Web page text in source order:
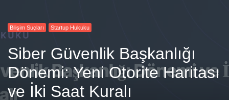
Bilişim Suçları Startup Hukuku
Siber Güvenlik Başkanlığı
Dönemi: Yeni Otorite Haritası
ve İki Saat Kuralı
Blockchain Startup Hukuku
Kişisel Verilerin Korunması Startup Hukuku
E-Spor Startup Hukuku